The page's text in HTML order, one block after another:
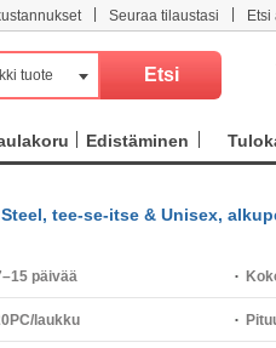
Seuraa tilaustasi
tuote
Edistäminen
tee-se-itse & Unisex,
päivää
laukku